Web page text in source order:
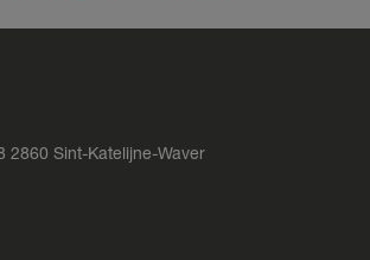
2860 Sint-Katelijne-Waver